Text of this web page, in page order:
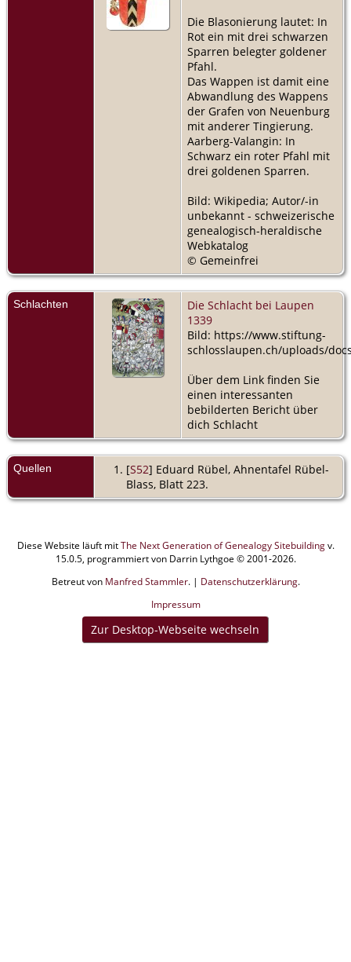
Laupen,
Bern,
Schweiz
Besitz
Herr zu
Valangin - -
Valangin,
NE, Schweiz
Die Blasonierung lautet: In
Rot ein mit drei schwarzen
Sparren belegter goldener
Pfahl.
Das Wappen ist damit eine
Abwandlung des Wappens
der Grafen von Neuenburg
mit anderer Tingierung.
Aarberg-Valangin: In
Schwarz ein roter Pfahl mit
drei goldenen Sparren.
Bild: Wikipedia; Autor/-in
unbekannt - schweizerische
genealogisch-heraldische
Webkatalog
© Gemeinfrei
Schlachten
Die Schlacht bei Laupen
1339
Bild: https://www.stiftung-
schlosslaupen.ch/uploads/
Über dem Link finden Sie
einen interessanten
bebilderten Bericht über
dich Schlacht
Quellen [S52] Eduard Rübel, Ahnentafel Rübel-
Blass, Blatt 223.
Diese Website läuft mitThe Next Generation of Genealogy Sitebuildingv.
15.0.5, programmiert von Darrin Lythgoe © 2001-2026.
Betreut von Manfred Stammler. | Datenschutzerklärung.
Impressum
Zur Desktop-Webseite wechseln